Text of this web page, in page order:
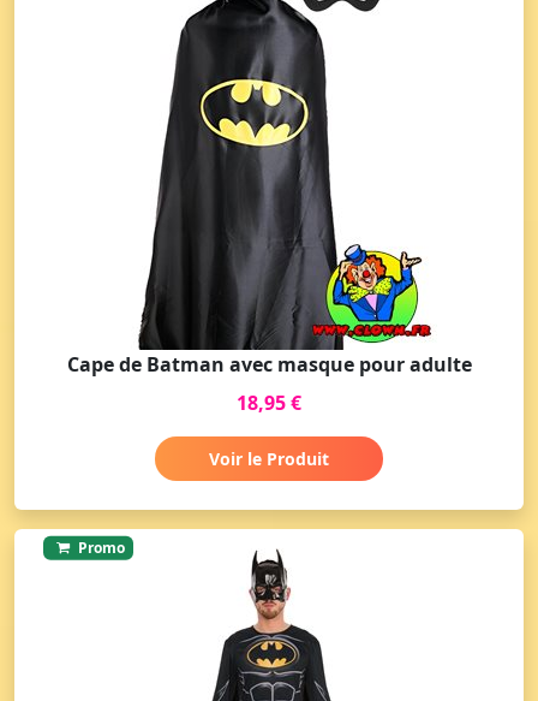
Cape de Batman avec masque pour adulte
18,95 €
Voir le Produit
Promo